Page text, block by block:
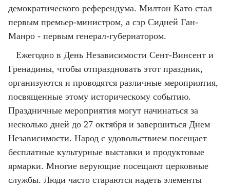
демократического референдума. Милтон Като стал
первым премьер-министром, а сэр Сидней Ган-
Манро - первым генерал-губернатором.
Ежегодно в День Независимости Сент-Винсент и
Гренадины, чтобы отпраздновать этот праздник,
организуются и проводятся различные мероприятия,
посвященные этому историческому событию.
Праздничные мероприятия могут начинаться за
несколько дней до 27 октября и завершиться Днем
Независимости. Народ с удовольствием посещает
бесплатные культурные выставки и продуктовые
ярмарки. Многие верующие посещают церковные
службы. Люди часто стараются надеть элементы